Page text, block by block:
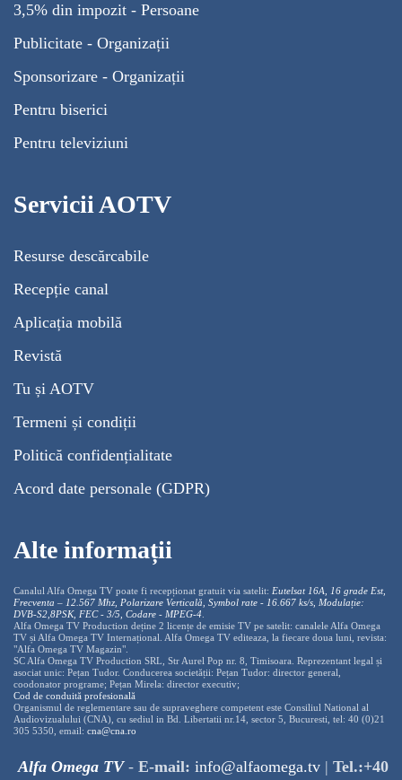
3,5% din impozit - Persoane
Publicitate - Organizații
Sponsorizare - Organizații
Pentru biserici
Pentru televiziuni
Servicii AOTV
Resurse descărcabile
Recepție canal
Aplicația mobilă
Revistă
Tu și AOTV
Termeni și condiții
Politică confidențialitate
Acord date personale (GDPR)
Alte informații
Canalul Alfa Omega TV poate fi recepționat gratuit via satelit: Eutelsat 16A, 16 grade Est,
Frecventa – 12.567 Mhz, Polarizare Verticală, Symbol rate - 16.667 ks/s, Modulație:
DVB-S2,8PSK, FEC - 3/5, Codare - MPEG-4
Alfa Omega TV Production deține 2 licențe de emisie TV pe satelit: canalele Alfa Omega
TV și Alfa Omega TV Internațional. Alfa Omega TV editeaza, la fiecare doua luni, revista:
"Alfa Omega TV Magazin".
SC Alfa Omega TV Production SRL, Str Aurel Pop nr. 8, Timisoara. Reprezentant legal și
asociat unic: Pețan Tudor. Conducerea societății: Pețan Tudor: director general,
coodonator programe; Pețan Mirela: director executiv;
Cod de conduită profesională
Organismul de reglementare sau de supraveghere competent este Consiliul National al
Audiovizualului (CNA), cu sediul in Bd. Libertatii nr.14, sector 5, Bucuresti, tel: 40 (0)21
305 5350, email: cna@cna.ro
Alfa Omega TV- E-mail: info@alfaomega.tv | Tel.:+40